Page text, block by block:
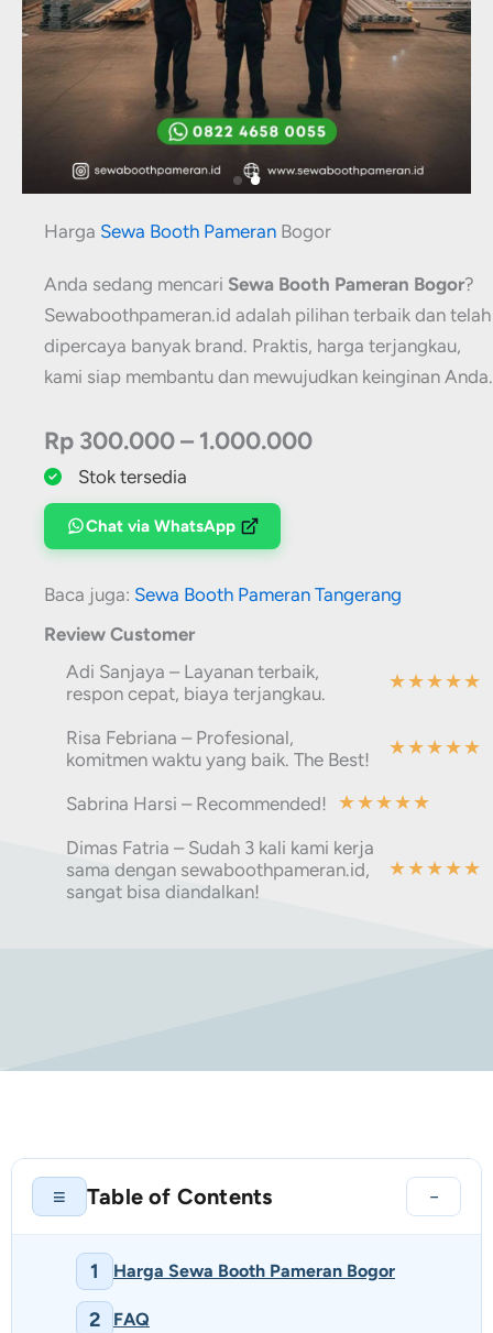
Harga Sewa Booth Pameran Bogor
Anda sedang mencari Sewa Booth Pameran Bogor?
Sewaboothpameran.id adalah pilihan terbaik dan telah
dipercaya banyak brand. Praktis, harga terjangkau,
kami siap membantu dan mewujudkan keinginan Anda.
Rp 300.000 – 1.000.000
Stok tersedia
Chat via WhatsApp
Baca juga: Sewa Booth Pameran Tangerang
Review Customer
Adi Sanjaya – Layanan terbaik,
respon cepat, biaya terjangkau.
★★★★★
Risa Febriana – Profesional,
komitmen waktu yang baik. The Best!
★★★★★
Sabrina Harsi – Recommended! ★★★★★
Dimas Fatria – Sudah 3 kali kami kerja
sama dengan sewaboothpameran.id,
sangat bisa diandalkan!
★★★★★
≡ Table of Contents −
1 Harga Sewa Booth Pameran Bogor
2 FAQ